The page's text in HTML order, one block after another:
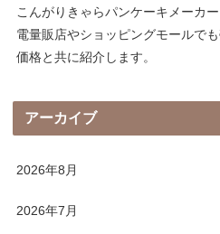
こんがりきゃらパンケーキメーカ
電量販店やショッピングモールで
価格と共に紹介します。
アーカイブ
2026年8月
2026年7月